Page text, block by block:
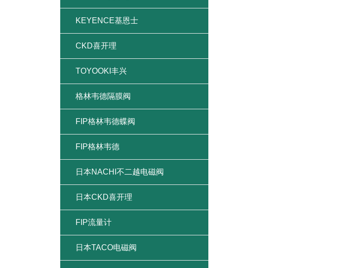
KEYENCE基恩士
CKD喜开理
TOYOOKI丰兴
格林韦德隔膜阀
FIP格林韦德蝶阀
FIP格林韦德
日本NACHI不二越电磁阀
日本CKD喜开理
FIP流量计
日本TACO电磁阀